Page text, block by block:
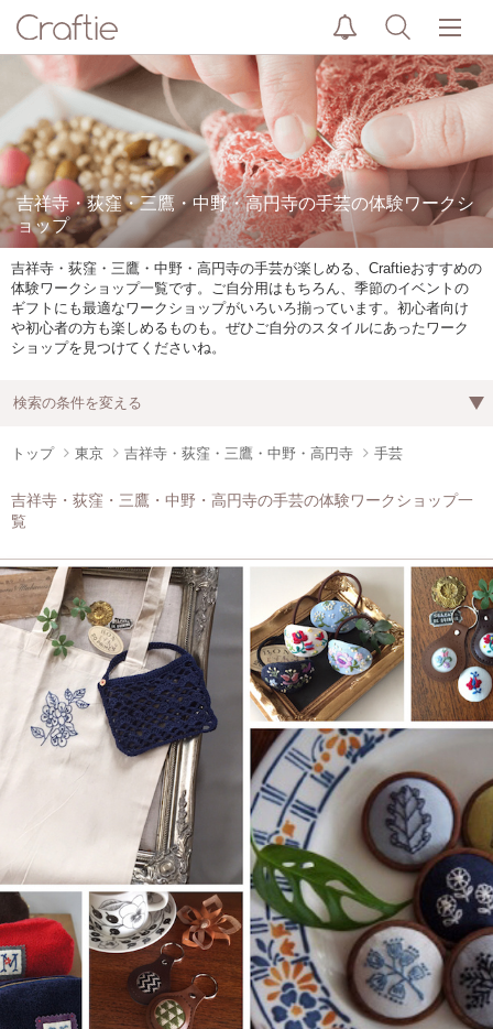
吉祥寺・荻窪・三鷹・中野・高円寺の手芸の体験ワークシ
ョップ
吉祥寺・荻窪・三鷹・中野・高円寺の手芸が楽しめる、Craftieおすすめの
体験ワークショップ一覧です。ご自分用はもちろん、季節のイベントの
ギフトにも最適なワークショップがいろいろ揃っています。初心者向け
や初心者の方も楽しめるものも。ぜひご自分のスタイルにあったワーク
ショップを見つけてくださいね。
検索の条件を変える
トップ 東京 吉祥寺・荻窪・三鷹・中野・高円寺 手芸
吉祥寺・荻窪・三鷹・中野・高円寺の手芸の体験ワークショップ一
覧